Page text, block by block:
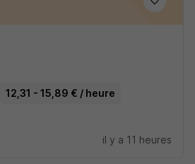
12,31 - 15,89 € / heure
il y a 11 heures